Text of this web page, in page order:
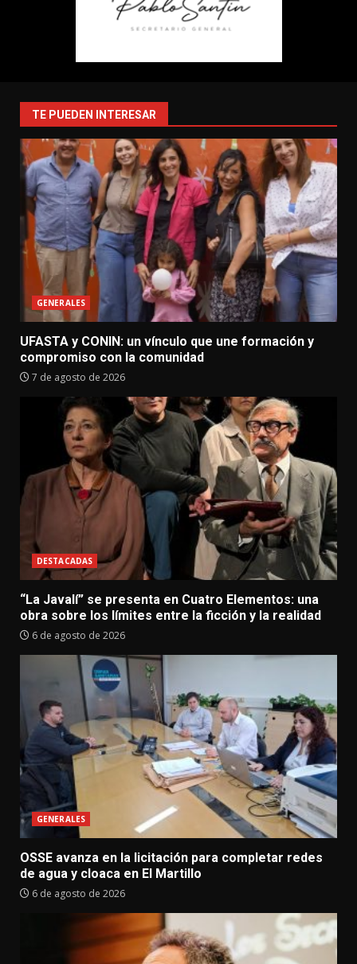
TE PUEDEN INTERESAR
GENERALES
UFASTA y CONIN: un vínculo que une formación y
compromiso con la comunidad
7 de agosto de 2026
DESTACADAS
“La Javalí” se presenta en Cuatro Elementos: una
obra sobre los límites entre la ficción y la realidad
6 de agosto de 2026
GENERALES
OSSE avanza en la licitación para completar redes
de agua y cloaca en El Martillo
6 de agosto de 2026